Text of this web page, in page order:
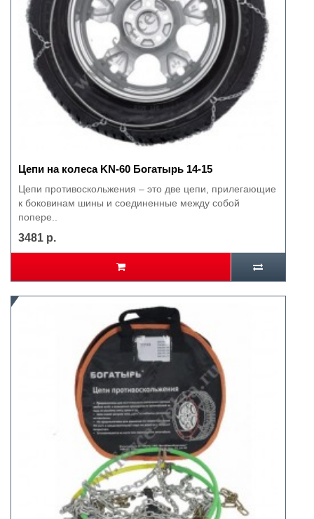
Цепи на колеса KN-60 Богатырь 14-15
Цепи противоскольжения – это две цепи, прилегающие
к боковинам шины и соединенные между собой
попере..
3481 р.